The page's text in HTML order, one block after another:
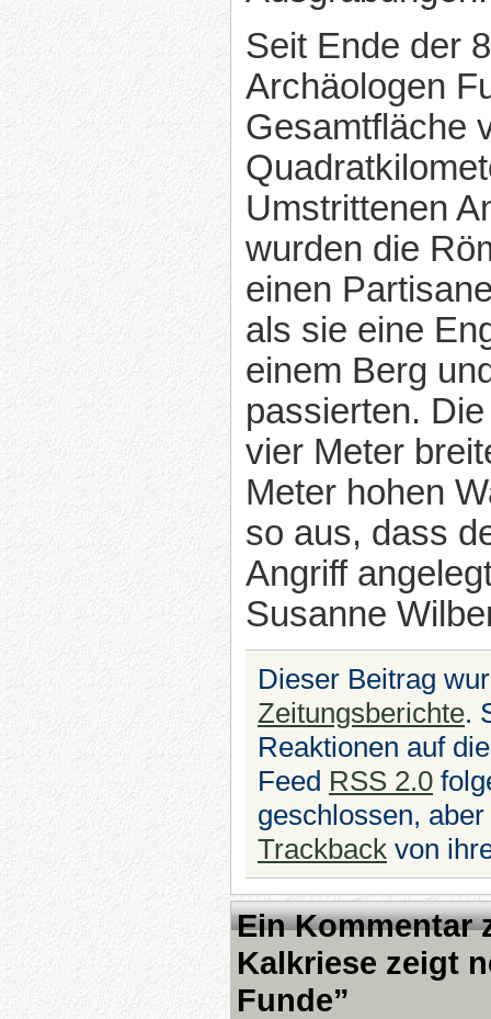
Seit Ende der
Archäologen
Gesamtfläche
Umstrittenen
wurden die
einen
als sie eine
einem Berg
passierten.
vier Meter
Meter hohen
so aus, dass
Angriff
Susanne
Dieser Beitrag
Zeitungsberichte.
Reaktionen auf
Feed RSS 2.0
geschlossen,
Trackbackvon
Ein Kommentar
Kalkriese zeigt
Funde”